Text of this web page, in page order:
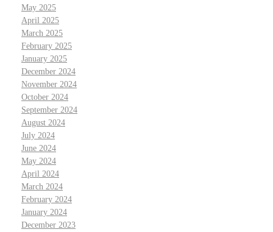
May 2025
April 2025
March 2025
February 2025
January 2025
December 2024
November 2024
October 2024
September 2024
August 2024
July 2024
June 2024
May 2024
April 2024
March 2024
February 2024
January 2024
December 2023